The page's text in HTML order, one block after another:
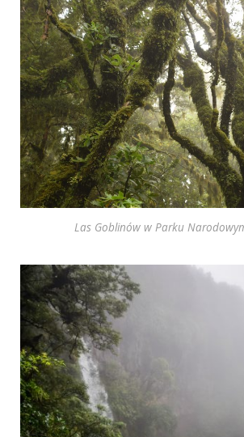
Las Goblinów w Parku